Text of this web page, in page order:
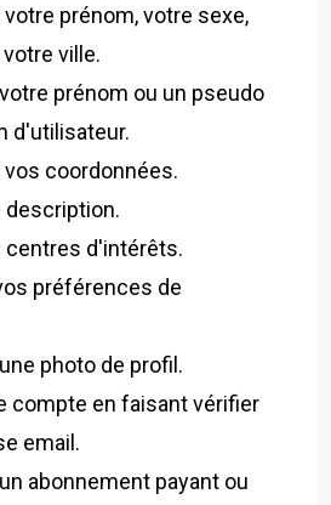
prénom, votre sexe,
ville.
prénom ou un pseudo
d'utilisateur.
coordonnées.
description.
centres d'intérêts.
préférences de
photo de profil.
compte en faisant vérifier
email.
abonnement payant ou